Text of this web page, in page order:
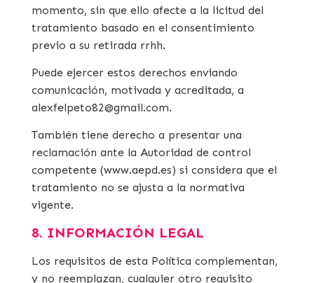
momento, sin que ello afecte a la licitud del
tratamiento basado en el consentimiento
previo a su retirada rrhh.
Puede ejercer estos derechos enviando
comunicación, motivada y acreditada, a
alexfelpeto82@gmail.com.
También tiene derecho a presentar una
reclamación ante la Autoridad de control
competente (www.aepd.es) si considera que el
tratamiento no se ajusta a la normativa
vigente.
8. INFORMACIÓN LEGAL
Los requisitos de esta Política complementan,
y no reemplazan, cualquier otro requisito